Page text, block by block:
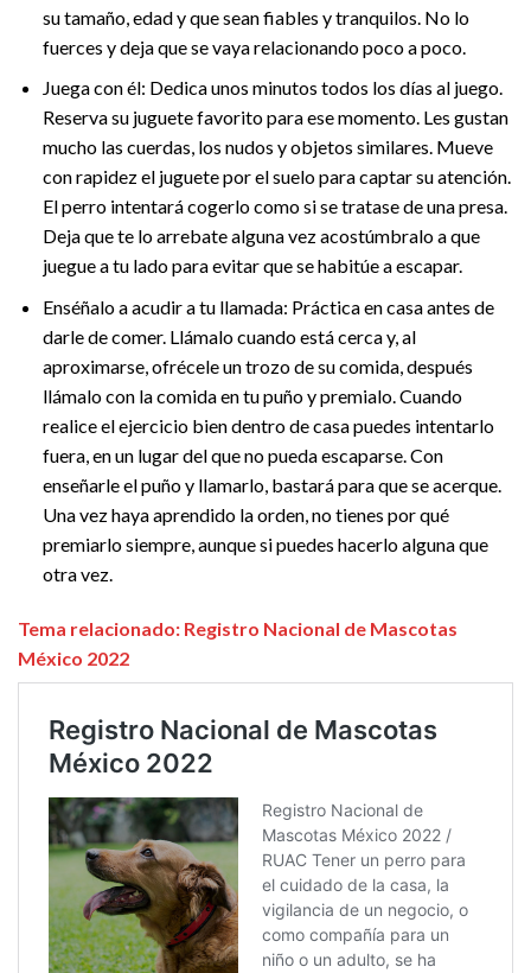
su tamaño, edad y que sean fiables y tranquilos. No lo
fuerces y deja que se vaya relacionando poco a poco.
Juega con él: Dedica unos minutos todos los días al juego.
Reserva su juguete favorito para ese momento. Les gustan
mucho las cuerdas, los nudos y objetos similares. Mueve
con rapidez el juguete por el suelo para captar su atención.
El perro intentará cogerlo como si se tratase de una presa.
Deja que te lo arrebate alguna vez acostúmbralo a que
juegue a tu lado para evitar que se habitúe a escapar.
Enséñalo a acudir a tu llamada: Práctica en casa antes de
darle de comer. Llámalo cuando está cerca y, al
aproximarse, ofrécele un trozo de su comida, después
llámalo con la comida en tu puño y premialo. Cuando
realice el ejercicio bien dentro de casa puedes intentarlo
fuera, en un lugar del que no pueda escaparse. Con
enseñarle el puño y llamarlo, bastará para que se acerque.
Una vez haya aprendido la orden, no tienes por qué
premiarlo siempre, aunque si puedes hacerlo alguna que
otra vez.
Tema relacionado: Registro Nacional de Mascotas
México 2022